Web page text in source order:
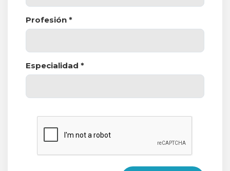
Profesión *
Especialidad *